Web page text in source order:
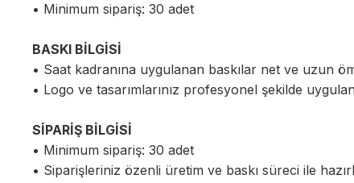
• Minimum sipariş: 30 adet
BASKI BİLGİSİ
• Saat kadranına uygulanan baskılar net ve uzun
• Logo ve tasarımlarınız profesyonel şekilde
SİPARİŞ BİLGİSİ
• Minimum sipariş: 30 adet
• Siparişleriniz özenli üretim ve baskı süreci ile